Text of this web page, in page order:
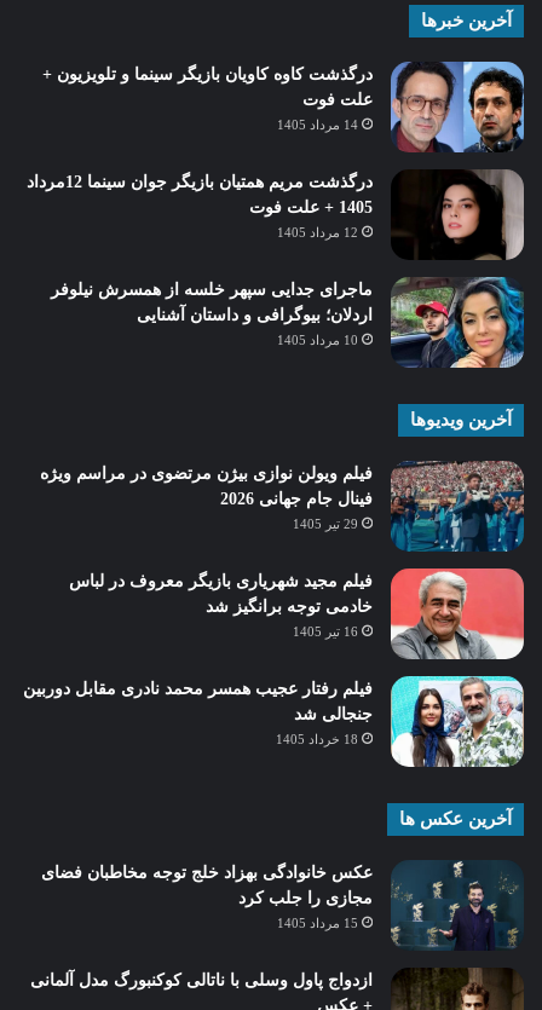
آخرین خبرها
درگذشت کاوه کاویان بازیگر سینما و تلویزیون +
علت فوت
14 مرداد 1405
درگذشت مریم همتیان بازیگر جوان سینما 12مرداد
1405 + علت فوت
12 مرداد 1405
ماجرای جدایی سپهر خلسه از همسرش نیلوفر
اردلان؛ بیوگرافی و داستان آشنایی
10 مرداد 1405
آخرین ویدیوها
فیلم ویولن نوازی بیژن مرتضوی در مراسم ویژه
فینال جام جهانی 2026
29 تیر 1405
فیلم مجید شهریاری بازیگر معروف در لباس
خادمی توجه برانگیز شد
16 تیر 1405
فیلم رفتار عجیب همسر محمد نادری مقابل دوربین
جنجالی شد
18 خرداد 1405
آخرین عکس ها
عکس خانوادگی بهزاد خلج توجه مخاطبان فضای
مجازی را جلب کرد
15 مرداد 1405
ازدواج پاول وسلی با ناتالی کوکنبورگ مدل آلمانی
+ عکس